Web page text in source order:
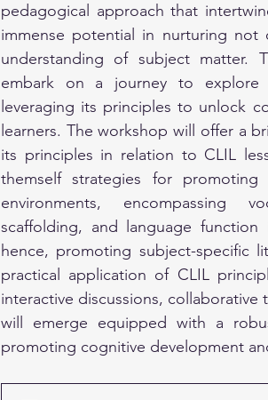
pedagogical approach that
immense potential in nurturing not
understanding of subject matter.
embark on a journey to explore
leveraging its principles to unlock
learners. The workshop will offer a
its principles in relation to CLIL
themself strategies for
environments, encompassing
scaffolding, and language
hence, promoting subject-specific
practical application of CLIL
interactive discussions, collaborative
will emerge equipped with a
promoting cognitive development